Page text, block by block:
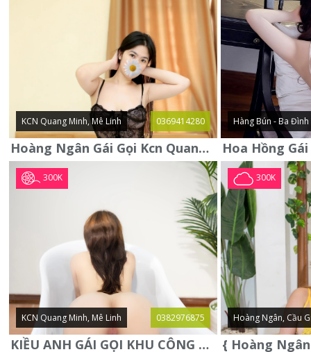
KCN Quang Minh, Mê Linh 0369414280
Hoàng Ngân Gái Gọi Kcn Quang Minh - Mê Linh . Hàng Vip Lần Đầu
Hàng Bún - Ba Đình
300K
KCN Quang Minh, Mê Linh 0382976875
KIỀU ANH GÁI GỌI KHU CÔNG NGHIỆP QUANG MINH - MÊ LINH
300K
Hoàng Ngân, Cầu